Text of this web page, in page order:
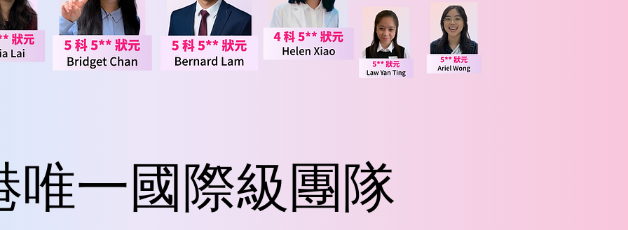
唯一國際級團隊
唯一國際級團隊